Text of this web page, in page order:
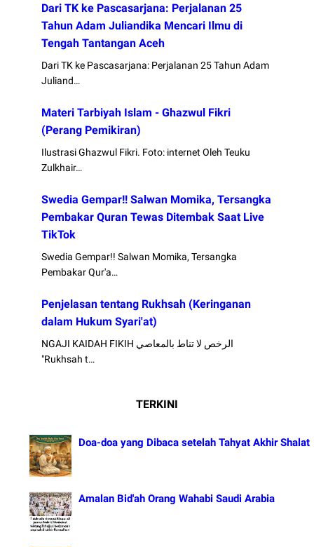
Dari TK ke Pascasarjana: Perjalanan 25
Tahun Adam Juliandika Mencari Ilmu di
Tengah Tantangan Aceh
Dari TK ke Pascasarjana: Perjalanan 25 Tahun Adam
Juliand…
Materi Tarbiyah Islam - Ghazwul Fikri
(Perang Pemikiran)
Ilustrasi Ghazwul Fikri. Foto: internet Oleh Teuku
Zulkhair…
Swedia Gempar!! Salwan Momika, Tersangka
Pembakar Quran Tewas Ditembak Saat Live
TikTok
Swedia Gempar!! Salwan Momika, Tersangka
Pembakar Qur'a…
Penjelasan tentang Rukhsah (Keringanan
dalam Hukum Syari'at)
NGAJI KAIDAH FIKIH الرخص لا تناط بالمعاصي
"Rukhsah t…
TERKINI
Doa-doa yang Dibaca setelah Tahyat Akhir Shalat
Amalan Bid'ah Orang Wahabi Saudi Arabia